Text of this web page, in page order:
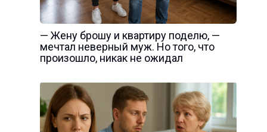
— Жену брошу и квартиру поделю, —
мечтал неверный муж. Но того, что
произошло, никак не ожидал